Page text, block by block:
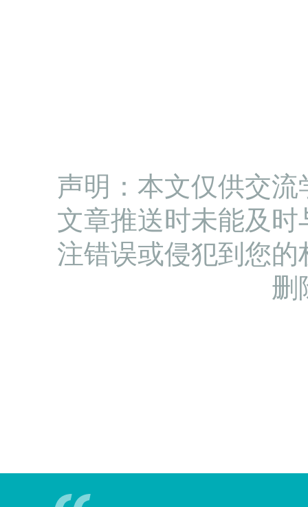
声明：本文仅供交
文章推送时未能及
注错误或侵犯到您
删